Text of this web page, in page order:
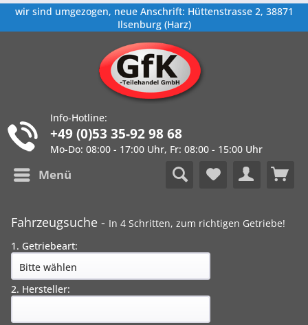
wir sind umgezogen, neue Anschrift: Hüttenstrasse 2, 38871
Ilsenburg (Harz)
Info-Hotline:
+49 (0)53 35-92 98 68
Mo-Do: 08:00 - 17:00 Uhr, Fr: 08:00 - 15:00 Uhr
Menü
Fahrzeugsuche - In 4 Schritten, zum richtigen Getriebe!
1. Getriebeart:
2. Hersteller: